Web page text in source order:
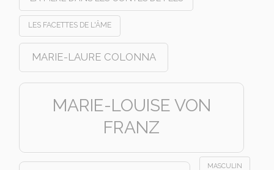
LES FACETTES DE L'ÂME
MARIE-LAURE COLONNA
MARIE-LOUISE VON
FRANZ
MASCULIN